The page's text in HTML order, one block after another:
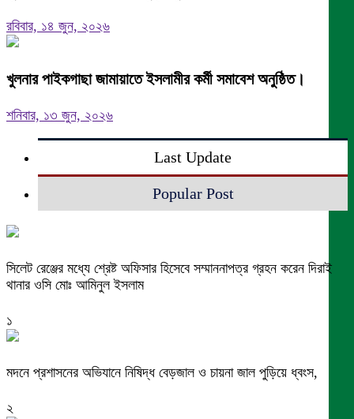
রবিবার, ১৪ জুন, ২০২৬
খুলনার পাইকগাছা জামায়াতে ইসলামীর কর্মী সমাবেশ অনুষ্ঠিত।
শনিবার, ১৩ জুন, ২০২৬
Last Update
Popular Post
সিলেট রেঞ্জের মধ্যে শ্রেষ্ট অফিসার হিসেবে সম্মাননাপত্র গ্রহন করেন দিরাই
থানার ওসি মোঃ আমিনুল ইসলাম
১
মদনে প্রশাসনের অভিযানে নিষিদ্ধ বেড়জাল ও চায়না জাল পুড়িয়ে ধ্বংস,
২